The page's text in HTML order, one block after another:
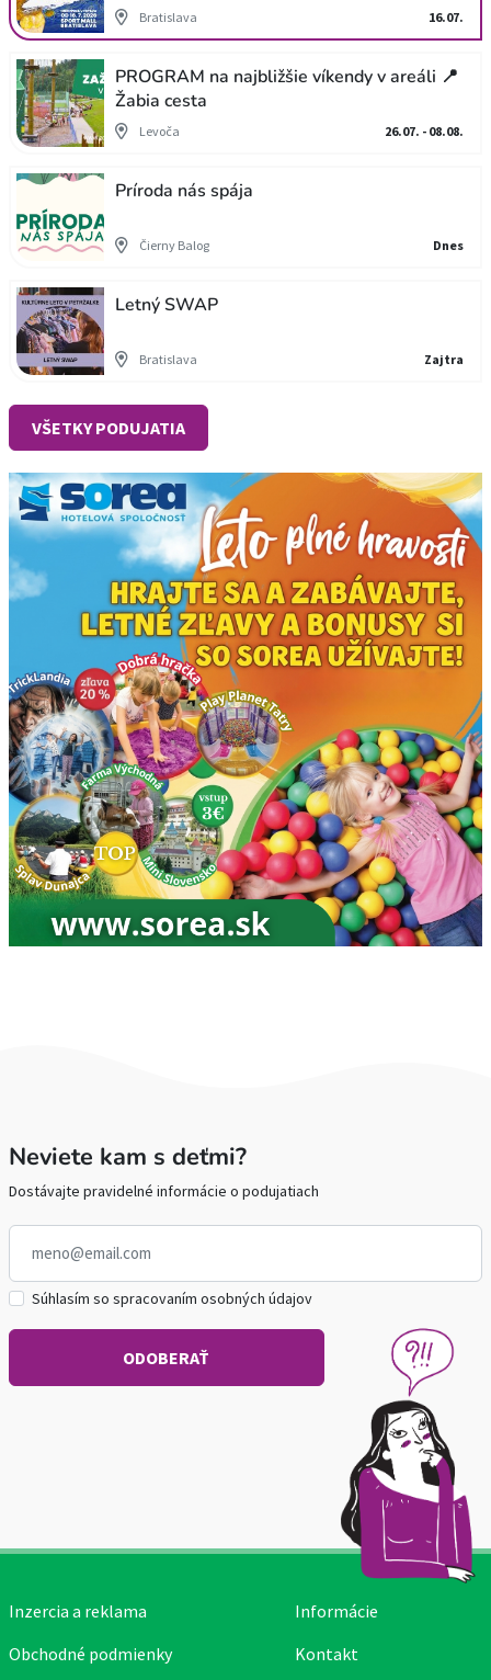
Bratislava 16.07.
PROGRAM na najbližšie víkendy v areáli 📍
Žabia cesta
Levoča 26.07. - 08.08.
Príroda nás spája
Čierny Balog Dnes
Letný SWAP
Bratislava Zajtra
VŠETKY PODUJATIA
Neviete kam s deťmi?
Dostávajte pravidelné informácie o podujatiach
Súhlasím so spracovaním osobných údajov
Inzercia a reklama
Obchodné podmienky
Informácie
Kontakt